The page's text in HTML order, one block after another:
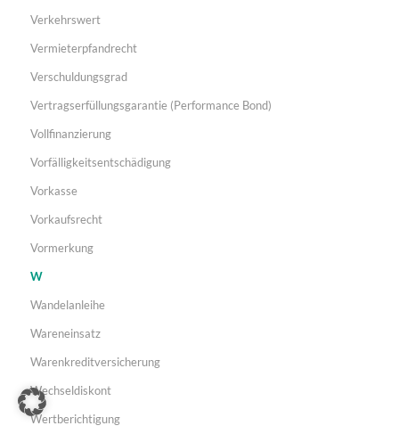
Verkehrswert
Vermieterpfandrecht
Verschuldungsgrad
Vertragserfüllungsgarantie (Performance Bond)
Vollfinanzierung
Vorfälligkeitsentschädigung
Vorkasse
Vorkaufsrecht
Vormerkung
W
Wandelanleihe
Wareneinsatz
Warenkreditversicherung
Wechseldiskont
Wertberichtigung